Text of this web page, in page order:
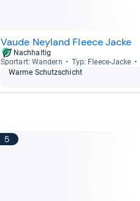
Vaude Neyland Fleece Jacke
Nachhaltig
Sport­art: Wan­dern
Typ: Fleece-​Jacke
Warme Schutz­schicht
5